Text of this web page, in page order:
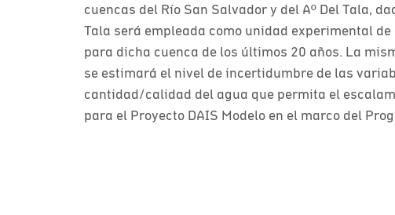
cuencas del Río San Salvador y del Aº Del Tala,
Tala será empleada como unidad experimental
para dicha cuenca de los últimos 20 años. La
se estimará el nivel de incertidumbre de las
cantidad/calidad del agua que permita el
para el Proyecto DAIS Modelo en el marco del